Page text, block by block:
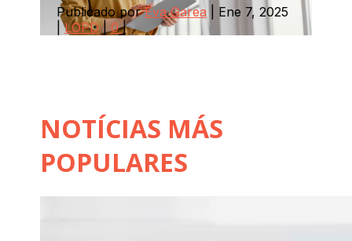
Publicado porEva Garea| Ene 7, 2025
|LOPD|0|
NOTÍCIAS MÁS
POPULARES